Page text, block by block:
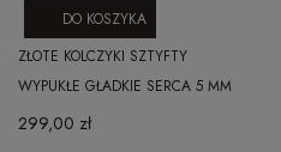
ZŁOTE KOLCZYKI SZTYFTY
WYPUKŁE GŁADKIE SERCA 5 MM
299,00 zł
DO KOSZYKA